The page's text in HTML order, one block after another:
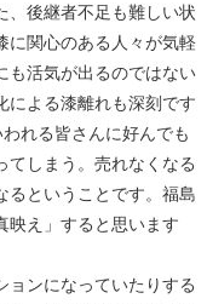
、後継者不足も難しい状
に関心のある人々が気軽
も活気が出るのではない
による漆離れも深刻です
れる皆さんに好んでも
てしまう。売れなくなる
るということです。福島
映え」すると思います
ンになっていたりする